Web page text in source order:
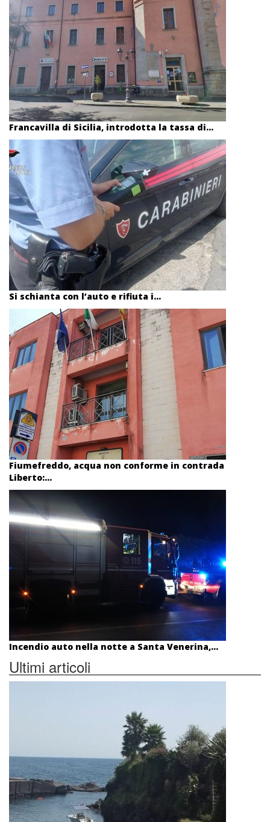
Francavilla di Sicilia, introdotta la tassa di...
Si schianta con l’auto e rifiuta i...
Fiumefreddo, acqua non conforme in contrada
Liberto:...
Incendio auto nella notte a Santa Venerina,...
Ultimi articoli